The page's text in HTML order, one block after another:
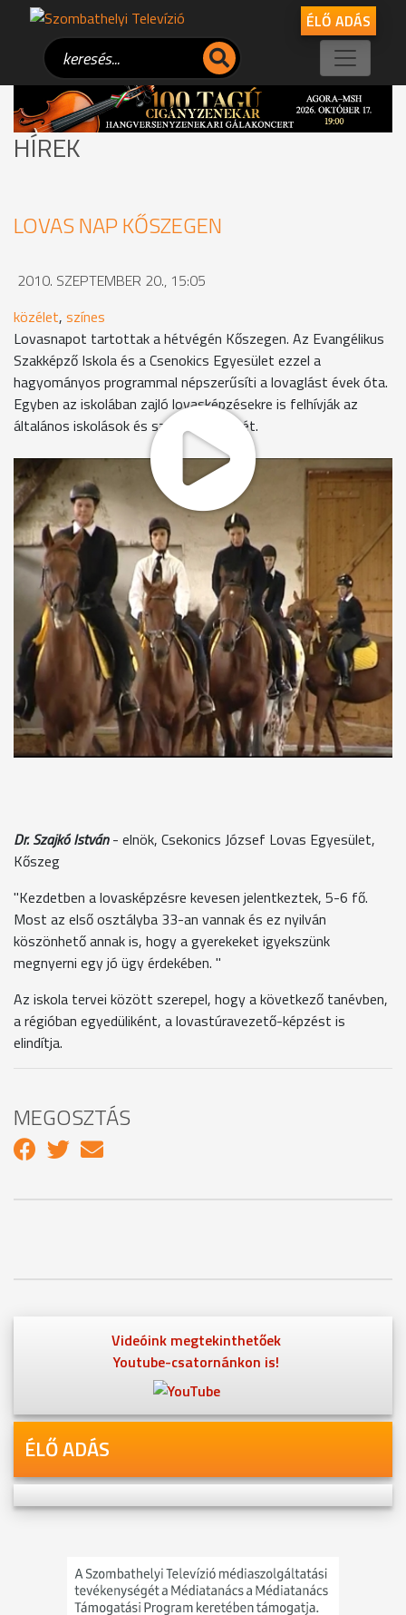
ÉLŐ ADÁS
HÍREK
LOVAS NAP KŐSZEGEN
2010. SZEPTEMBER 20., 15:05
közélet, színes
Lovasnapot tartottak a hétvégén Kőszegen. Az Evangélikus
Szakképző Iskola és a Csenokics Egyesület ezzel a
hagyományos programmal népszerűsíti a lovaglást évek óta.
Egyben az iskolában zajló lovasképzésekre is felhívják az
általános iskolások és szüleik figyelmét.
Lovas nemzet a magyar, és ezt be is bizonyították hétvégén
a kőszegi Evangélikus Iskola diákjai. Nemcsak az oktató nézte
figyelmesen a bemutatót, hanem a gyerekek és szüleik is.
Sokan talán most láttak testközelből először lovat, de
akadtak rutinos lovasok is.Több egyesület lovasai igyekeztek
felkelteni a gyerekek érdeklődését. Bár a lovaglás nem
veszélytelen, mégis egyre több szülő engedi nyeregbe
pattanni csemetéjét.A lovas napot már hosszú évek óta
megrendezi az Evangélikus Szakképző Iskola, ahol 12 éve
folyik lovasképzés. A rendezvény célja, nemcsak az, hogy a
gyerekek megismerkedjenek az állatokkal, hanem, hogy az
iskola lovasképzésein tanuljanak tovább a 8. osztály
befejezését követően a diákok.
Dr. Szajkó István- elnök, Csekonics József Lovas Egyesület,
Kőszeg
"Kezdetben a lovasképzésre kevesen jelentkeztek, 5-6 fő.
Most az első osztályba 33-an vannak és ez nyilván
köszönhető annak is, hogy a gyerekeket igyekszünk
megnyerni egy jó ügy érdekében. "
Az iskola tervei között szerepel, hogy a következő tanévben,
a régióban egyedüliként, a lovastúravezető-képzést is
elindítja.
MEGOSZTÁS
Videóink megtekinthetőek
Youtube-csatornánkon is!
ÉLŐ ADÁS